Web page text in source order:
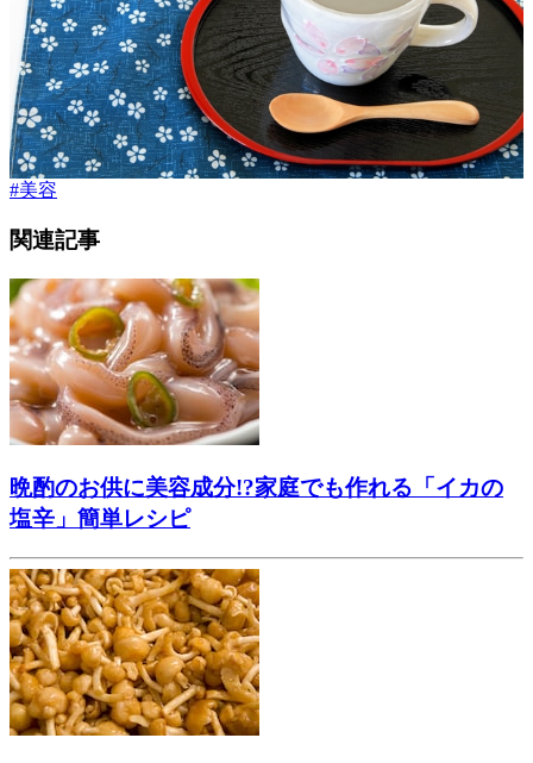
#美容
関連記事
晩酌のお供に美容成分!?家庭でも作れる「イカの
塩辛」簡単レシピ